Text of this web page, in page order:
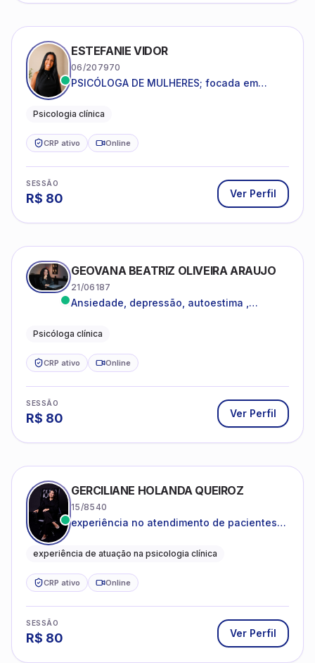
ESTEFANIE VIDOR
06/207970
PSICÓLOGA DE MULHERES; focada em
dentro da sua realidade.
Psicologia clínica
CRP ativo Online
SESSÃO
R$ 80 Ver Perfil
GEOVANA BEATRIZ OLIVEIRA ARAUJO
21/06187
Ansiedade, depressão, autoestima ,
Psicóloga clínica
CRP ativo Online
SESSÃO
R$ 80 Ver Perfil
GERCILIANE HOLANDA QUEIROZ
15/8540
experiência no atendimento de pacientes
catastróficos e comportamentos
experiência de atuação na psicologia clínica
CRP ativo Online
SESSÃO
R$ 80 Ver Perfil